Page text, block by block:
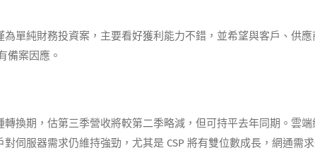
單純財務投資案，主要看好獲利能力不錯，並希望與客戶、供應
備案因應。
換期，估第三季營收將較第二季略減，但可持平去年同期。雲端
伺服器需求仍維持強勁，尤其是 CSP 將有雙位數成長，網通需